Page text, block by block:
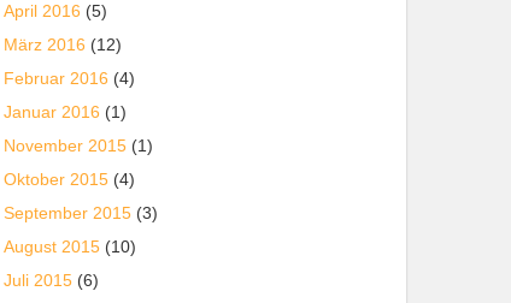
April 2016 (5)
März 2016 (12)
Februar 2016 (4)
Januar 2016 (1)
November 2015 (1)
Oktober 2015 (4)
September 2015 (3)
August 2015 (10)
Juli 2015 (6)